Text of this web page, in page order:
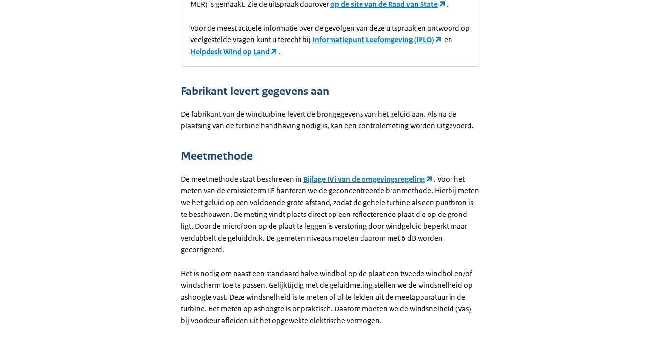
MER) is gemaakt. Zie de uitspraak daaroverop de site van de Raad van State .
Voor de meest actuele informatie over de gevolgen van deze uitspraak en antwoord op
veelgestelde vragen kunt u terecht bij Informatiepunt Leefomgeving (IPLO)
en
Helpdesk Wind op Land
.
Fabrikant levert gegevens aan
De fabrikant van de windturbine levert de brongegevens van het geluid aan. Als na de
plaatsing van de turbine handhaving nodig is, kan een controlemeting worden uitgevoerd.
Meetmethode
De meetmethode staat beschreven in Bijlage IVi van de omgevingsregeling
. Voor het
meten van de emissieterm LE hanteren we de geconcentreerde bronmethode. Hierbij meten
we het geluid op een voldoende grote afstand, zodat de gehele turbine als een puntbron is
te beschouwen. De meting vindt plaats direct op een reflecterende plaat die op de grond
ligt. Door de microfoon op de plaat te leggen is verstoring door windgeluid beperkt maar
verdubbelt de geluiddruk. De gemeten niveaus moeten daarom met 6 dB worden
gecorrigeerd.
Het is nodig om naast een standaard halve windbol op de plaat een tweede windbol en/of
windscherm toe te passen. Gelijktijdig met de geluidmeting stellen we de windsnelheid op
ashoogte vast. Deze windsnelheid is te meten of af te leiden uit de meetapparatuur in de
turbine. Het meten op ashoogte is onpraktisch. Daarom moeten we de windsnelheid (Vas)
bij voorkeur afleiden uit het opgewekte elektrische vermogen.